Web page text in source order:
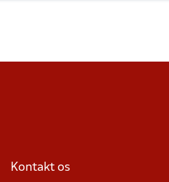
Kontakt os